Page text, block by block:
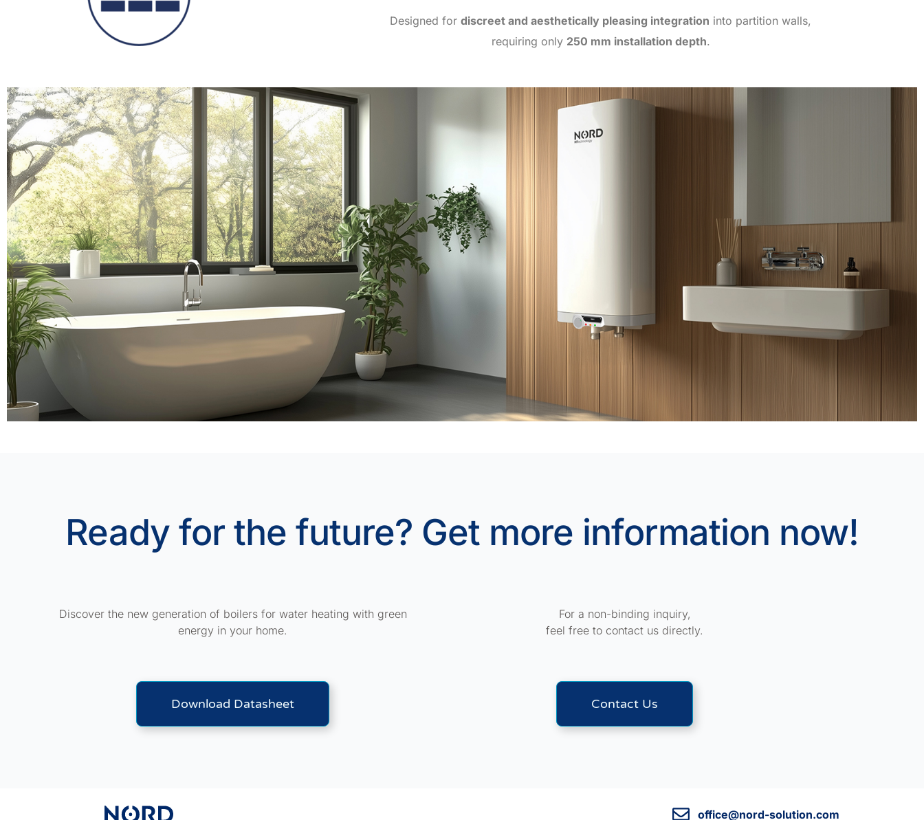
Designed fordiscreet and aesthetically pleasing integration into partition walls,
requiring only 250 mm installation depth.
Ready for the future? Get more information now!
Discover the new generation of boilers for water heating with green
energy in your home.
Download Datasheet
For a non-binding inquiry,
feel free to contact us directly.
Contact Us
office@nord-solution.com